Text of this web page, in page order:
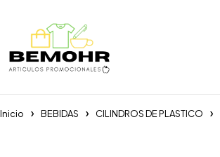
Inicio BEBIDAS CILINDROS DE PLASTICO